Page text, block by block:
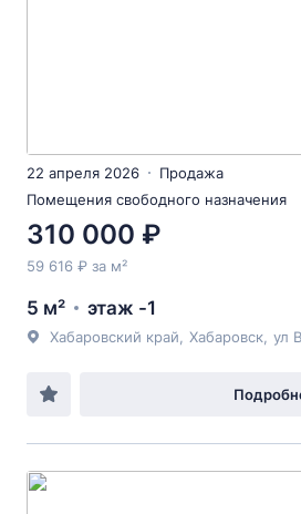
22 апреля 2026
Продажа
Помещения свободного назначения
310 000 ₽
59 616 ₽ за м²
5 м² этаж -1
Хабаровский край Хабаровск ул